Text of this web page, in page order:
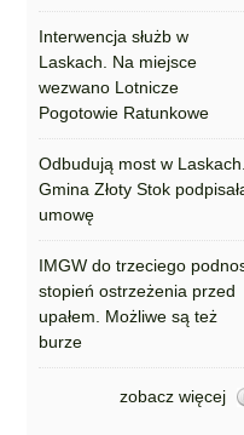
Interwencja służb w
Laskach. Na miejsce
wezwano Lotnicze
Pogotowie Ratunkowe
Odbudują most w Laskach.
Gmina Złoty Stok
umowę
IMGW do trzeciego
stopień ostrzeżenia przed
upałem. Możliwe są też
burze
zobacz więcej